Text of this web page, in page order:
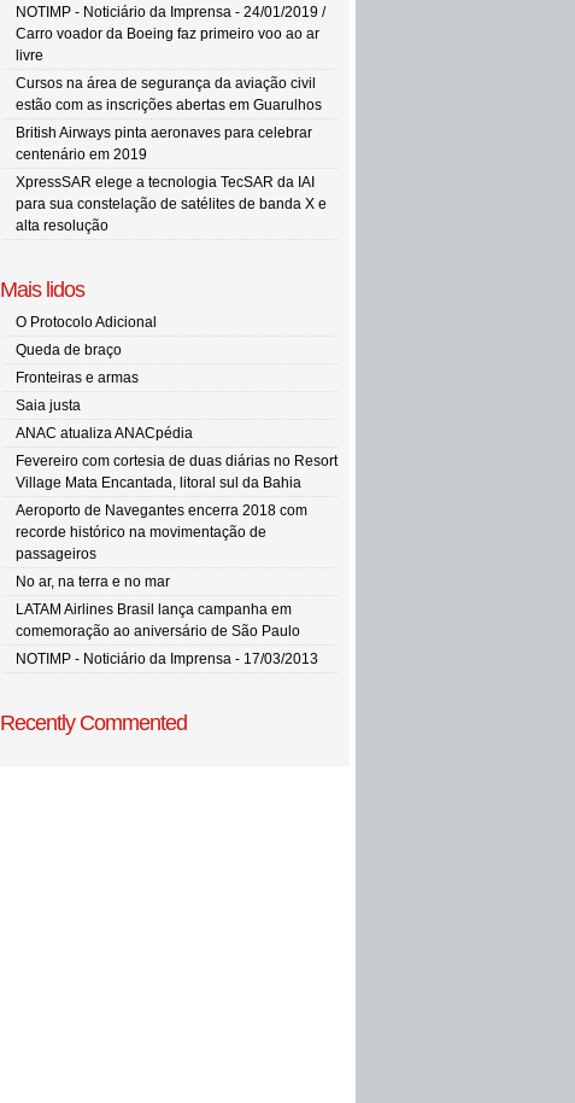
NOTIMP - Noticiário da Imprensa - 24/01/2019 /
Carro voador da Boeing faz primeiro voo ao ar
livre
Cursos na área de segurança da aviação civil
estão com as inscrições abertas em Guarulhos
British Airways pinta aeronaves para celebrar
centenário em 2019
XpressSAR elege a tecnologia TecSAR da IAI
para sua constelação de satélites de banda X e
alta resolução
Mais lidos
O Protocolo Adicional
Queda de braço
Fronteiras e armas
Saia justa
ANAC atualiza ANACpédia
Fevereiro com cortesia de duas diárias no Resort
Village Mata Encantada, litoral sul da Bahia
Aeroporto de Navegantes encerra 2018 com
recorde histórico na movimentação de
passageiros
No ar, na terra e no mar
LATAM Airlines Brasil lança campanha em
comemoração ao aniversário de São Paulo
NOTIMP - Noticiário da Imprensa - 17/03/2013
Recently Commented